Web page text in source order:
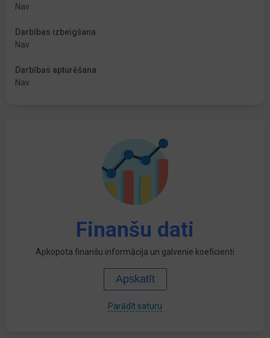
Nav
Darbības izbeigšana
Nav
Darbības apturēšana
Nav
Finanšu dati
Apkopota finanšu informācija un galvenie koeficienti
Apskatīt
Parādīt saturu